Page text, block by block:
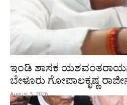
ಇಂಡಿ ಶಾಸಕ
ಬೇಳೂರು ಗೋಪಾಲಕೃಷ್ಣ
August 3, 2026